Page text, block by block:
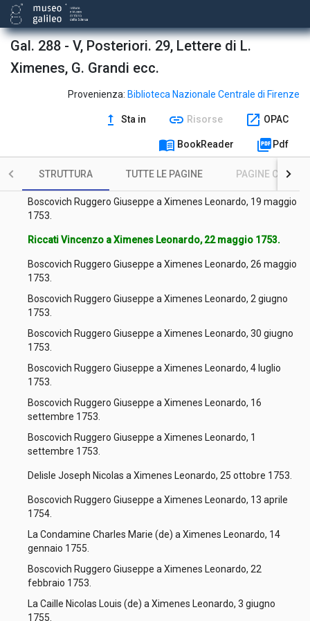
Gal. 288 - V, Posteriori. 29, Lettere di L.
Ximenes, G. Grandi ecc.
Provenienza: Biblioteca Nazionale Centrale di Firenze
upgrade Sta in link Risorse open_in_new OPAC
menu_book BookReader picture_as_pdf Pdf
STRUTTURA TUTTE LE PAGINE PAGINE CON
1752.
Boscovich Ruggero Giuseppe a Ximenes Leonardo, 3 febbraio
1753.
Delisle Joseph Nicolas a Ximenes Leonardo, 13 marzo 1753.
Mairan Jean Jacques d'Ortous (de) a Ximenes Leonardo, 2
1753.
Boscovich Ruggero Giuseppe a Ximenes Leonardo, 19 maggio
1753.
Riccati Vincenzo a Ximenes Leonardo, 22 maggio 1753.
Boscovich Ruggero Giuseppe a Ximenes Leonardo, 26 maggio
1753.
Boscovich Ruggero Giuseppe a Ximenes Leonardo, 2 giugno
1753.
Boscovich Ruggero Giuseppe a Ximenes Leonardo, 30 giugno
1753.
Boscovich Ruggero Giuseppe a Ximenes Leonardo, 4 luglio
1753.
Boscovich Ruggero Giuseppe a Ximenes Leonardo, 16
settembre 1753.
Boscovich Ruggero Giuseppe a Ximenes Leonardo, 1
settembre 1753.
Delisle Joseph Nicolas a Ximenes Leonardo, 25 ottobre 1753.
Boscovich Ruggero Giuseppe a Ximenes Leonardo, 13 aprile
1754.
La Condamine Charles Marie (de) a Ximenes Leonardo, 14
gennaio 1755.
Boscovich Ruggero Giuseppe a Ximenes Leonardo, 22
febbraio 1753.
La Caille Nicolas Louis (de) a Ximenes Leonardo, 3 giugno
1755.